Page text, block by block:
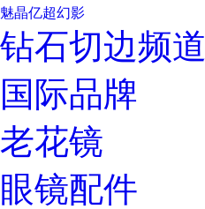
魅晶亿超幻影
钻石切边频道
国际品牌
老花镜
眼镜配件